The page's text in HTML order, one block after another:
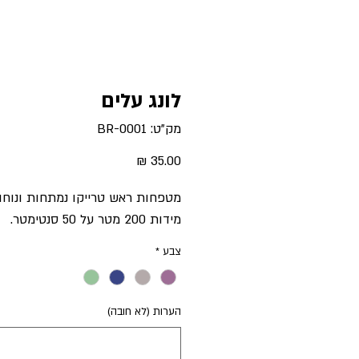
לונג עלים
מק"ט: BR-0001
מטפחות ראש טרייקו נמתחות
מידות 200 מטר על 50 סנטימטר.
צבע *
הערות (לא חובה)